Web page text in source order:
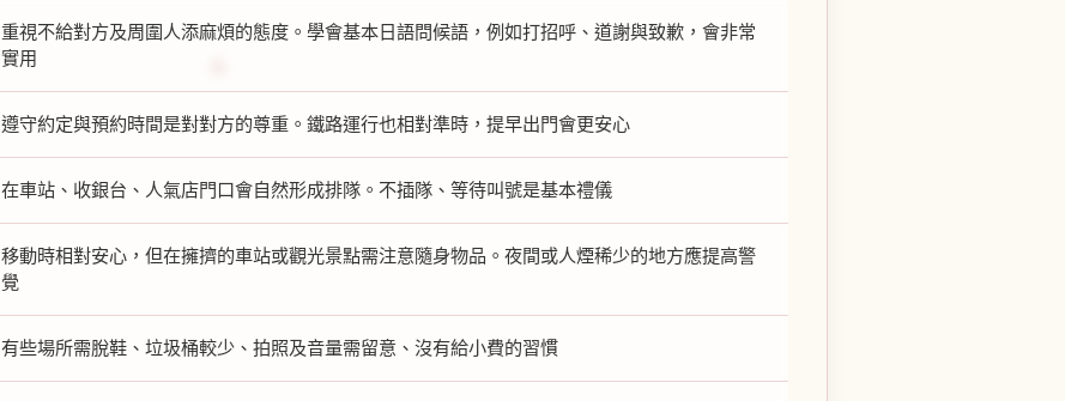
重視不給對方及周圍人添麻煩的態度。學會基本日語問候語，例如打招呼、道謝與致歉，會非常
實用
遵守約定與預約時間是對對方的尊重。鐵路運行也相對準時，提早出門會更安心
在車站、收銀台、人氣店門口會自然形成排隊。不插隊、等待叫號是基本禮儀
移動時相對安心，但在擁擠的車站或觀光景點需注意隨身物品。夜間或人煙稀少的地方應提高警
覺
有些場所需脫鞋、垃圾桶較少、拍照及音量需留意、沒有給小費的習慣